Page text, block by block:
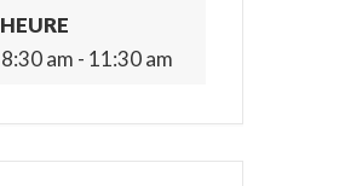
HEURE
8:30 am - 11:30 am